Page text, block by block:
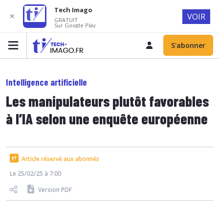
S'abonner
Intelligence artificielle
Les manipulateurs plutôt favorables
à l’IA selon une enquête européenne
Article réservé aux abonnés
Le 25/02/25 à 7:00
Version PDF
✕
Tech Imago
GRATUIT
Sur Google Play
VOIR